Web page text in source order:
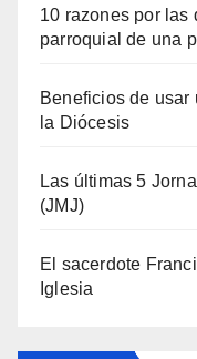
10 razones por las
parroquial de una
Beneficios de usar
la Diócesis
Las últimas 5
(JMJ)
El sacerdote
Iglesia